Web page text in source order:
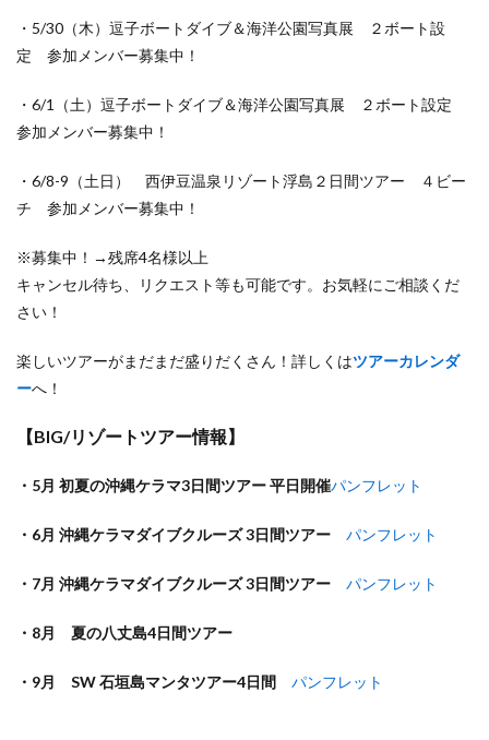
・5/30（木）逗子ボートダイブ＆海洋公園写真展 ２ボート設
定 参加メンバー募集中！
・6/1（土）逗子ボートダイブ＆海洋公園写真展 ２ボート設定
参加メンバー募集中！
・6/8-9（土日） 西伊豆温泉リゾート浮島２日間ツアー ４ビー
チ 参加メンバー募集中！
※募集中！→残席4名様以上
キャンセル待ち、リクエスト等も可能です。お気軽にご相談くだ
さい！
楽しいツアーがまだまだ盛りだくさん！詳しくはツアーカレンダ
ーへ！
【BIG/リゾートツアー情報】
・5月 初夏の沖縄ケラマ3日間ツアー 平日開催パンフレット
・6月 沖縄ケラマダイブクルーズ 3日間ツアー パンフレット
・7月 沖縄ケラマダイブクルーズ 3日間ツアー パンフレット
・8月 夏の八丈島4日間ツアー
・9月 SW 石垣島マンタツアー4日間 パンフレット